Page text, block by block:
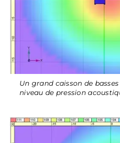
Un grand caisson de
niveau de pression